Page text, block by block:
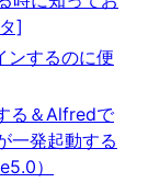
]
ンするのに便
る＆Alfredで
一発起動する
）